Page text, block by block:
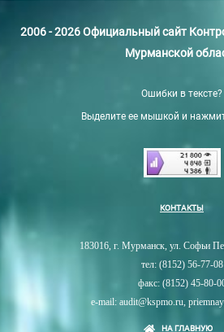
2006 - 2026 Официальный сайт
Мурманской
Ошибки в тексте?
Выделите ее мышкой и
КОНТАКТЫ
183016, г. Мурманск, ул. Софьи
тел: (8152) 56-77-08
факс: (8152) 45-80-
e-mail: audit@kspmo.ru,
НА ГЛАВНУЮ